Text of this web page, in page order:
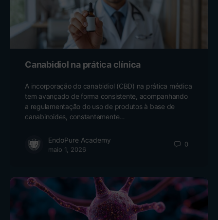
Canabidiol na prática clínica
A incorporação do canabidiol (CBD) na prática médica
tem avançado de forma consistente, acompanhando
a regulamentação do uso de produtos à base de
canabinoides, constantemente…
EndoPure Academy
maio 1, 2026
0